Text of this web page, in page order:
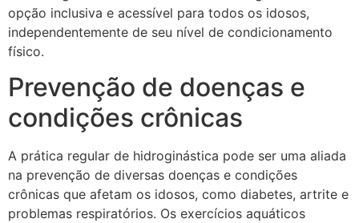
opção inclusiva e acessível para todos os idosos,
independentemente de seu nível de condicionamento
físico.
Prevenção de doenças e
condições crônicas
A prática regular de hidroginástica pode ser uma aliada
na prevenção de diversas doenças e condições
crônicas que afetam os idosos, como diabetes, artrite e
problemas respiratórios. Os exercícios aquáticos